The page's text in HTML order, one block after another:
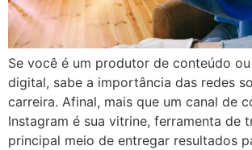
Se você é um produtor de conteúdo
digital, sabe a importância das redes
carreira. Afinal, mais que um canal de
Instagram é sua vitrine, ferramenta de
principal meio de entregar resultados